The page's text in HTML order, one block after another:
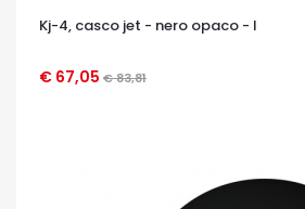
Kj-4, casco jet - nero opaco - l
€ 67,05 € 83,81
OCCHIATA VELOCE